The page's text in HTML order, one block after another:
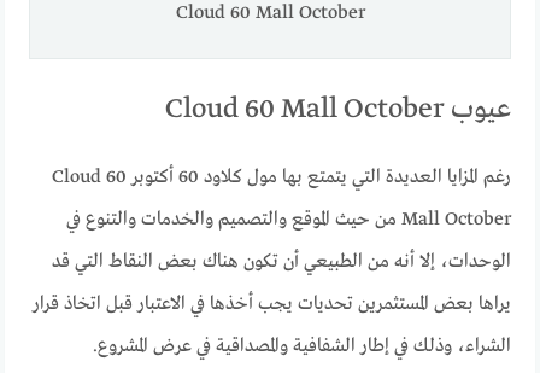
Cloud 60 Mall October
عيوب Cloud 60 Mall October
رغم المزايا العديدة التي يتمتع بها مول كلاود 60 أكتوبر Cloud 60
Mall October من حيث الموقع والتصميم والخدمات والتنوع في
الوحدات، إلا أنه من الطبيعي أن تكون هناك بعض النقاط التي قد
يراها بعض المستثمرين تحديات يجب أخذها في الاعتبار قبل اتخاذ قرار
الشراء، وذلك في إطار الشفافية والمصداقية في عرض المشروع.